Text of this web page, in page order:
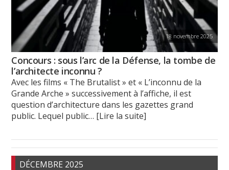
18 novembre 2025
Concours : sous l’arc de la Défense, la tombe de
l’architecte inconnu ?
Avec les films « The Brutalist » et « L’inconnu de la
Grande Arche » successivement à l’affiche, il est
question d’architecture dans les gazettes grand
public. Lequel public… [Lire la suite]
DÉCEMBRE 2025